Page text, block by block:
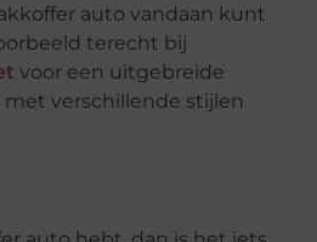
auto vandaan kunt
terecht bij
voor een uitgebreide
verschillende stijlen